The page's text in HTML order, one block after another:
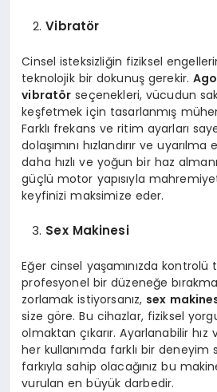
Vibratör
Cinsel isteksizliğin fiziksel
teknolojik bir dokunuş gerekir.
vibratör seçenekleri, vücudun
keşfetmek için tasarlanmış
Farklı frekans ve ritim ayarları
dolaşımını hızlandırır ve
daha hızlı ve yoğun bir haz
güçlü motor yapısıyla
keyfinizi maksimize eder.
Sex Makinesi
Eğer cinsel yaşamınızda
profesyonel bir düzeneğe
zorlamak istiyorsanız, sex
size göre. Bu cihazlar, fiziksel
olmaktan çıkarır. Ayarlanabilir hız
her kullanımda farklı bir deneyim
farkıyla sahip olacağınız bu
vurulan en büyük darbedir.